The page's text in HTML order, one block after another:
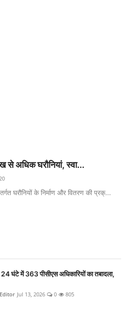
से अधिक घरौनियां, स्वा...
घरौनियों के निर्माण और वितरण की प्रक्...
24 घंटे में 363 पीसीएस अधिकारियों का तबादला,
Jul 13, 2026 0 805